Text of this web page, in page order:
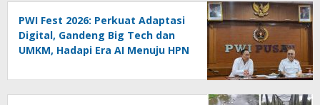
PWI Fest 2026: Perkuat Adaptasi
Digital, Gandeng Big Tech dan
UMKM, Hadapi Era AI Menuju HPN